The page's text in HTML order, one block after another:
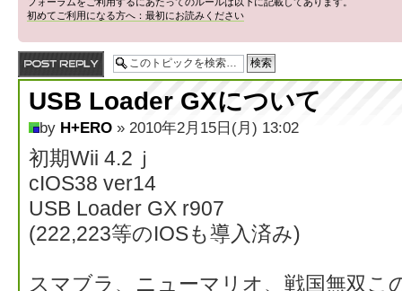
初めてご利用になる方へ：最初にお読みください
USB Loader GXについて
by H+ERO » 2010年2月15日(月) 13:02
初期Wii 4.2ｊ
cIOS38 ver14
USB Loader GX r907
(222,223等のIOSも導入済み)
スマブラ、ニューマリオ、戦国無双こ